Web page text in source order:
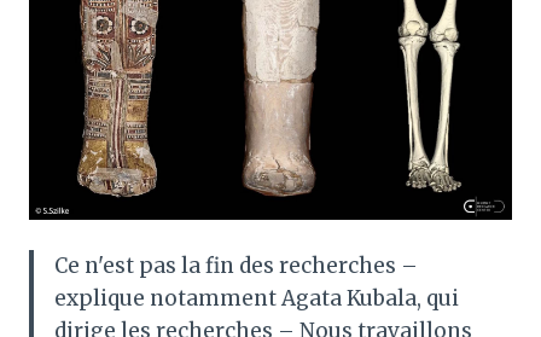
Ce n'est pas la fin des recherches –
explique notamment Agata Kubala, qui
dirige les recherches – Nous travaillons